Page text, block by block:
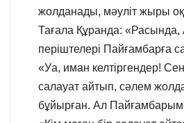
жолданады, мәуліт жыры
Тағала Құранда:
періштелері Пайғамбарға
«Уа, иман келтіргендер!
салауат айтып, сәлем
бұйырған. Ал